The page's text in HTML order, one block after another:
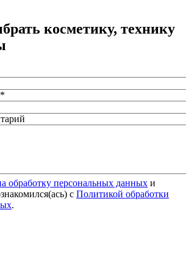
косметику, технику
*
обработку персональных данных и
с Политикой обработки
.